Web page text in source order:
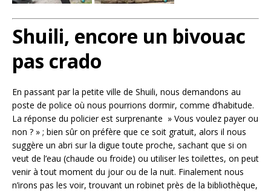
Shuili, encore un bivouac
pas crado
En passant par la petite ville de Shuili, nous demandons au
poste de police où nous pourrions dormir, comme d’habitude.
La réponse du policier est surprenante » Vous voulez payer ou
non ? » ; bien sûr on préfère que ce soit gratuit, alors il nous
suggère un abri sur la digue toute proche, sachant que si on
veut de l’eau (chaude ou froide) ou utiliser les toilettes, on peut
venir à tout moment du jour ou de la nuit. Finalement nous
n’irons pas les voir, trouvant un robinet près de la bibliothèque,